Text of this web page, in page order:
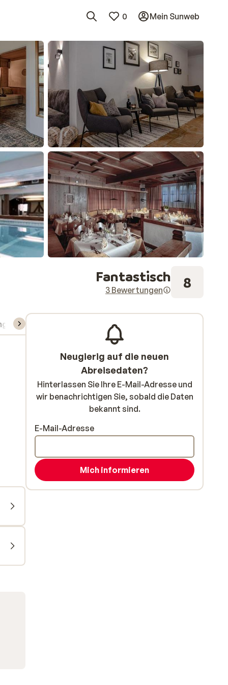
0 Mein Sunweb
Fantastisch
3 Bewertungen 8
Skipass/Kurse/Material
Neugierig auf die neuen
Abreisedaten?
Hinterlassen Sie Ihre E-Mail-Adresse und
wir benachrichtigen Sie, sobald die Daten
bekannt sind.
E-Mail-Adresse
Mich informieren